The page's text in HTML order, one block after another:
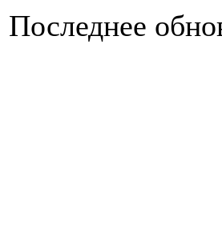
Последнее